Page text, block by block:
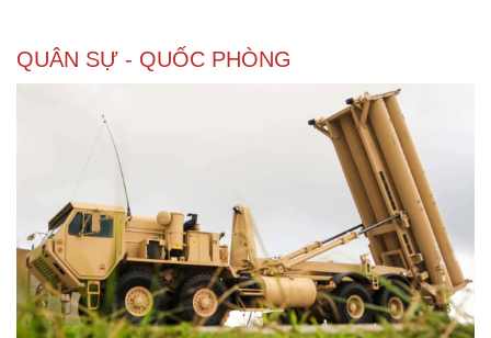
QUÂN SỰ - QUỐC PHÒNG